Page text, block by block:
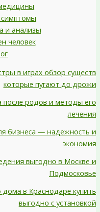
и анализы
человек
в играх обзор существ
которые пугают до дрожи
после родов и методы его
лечения
бизнеса — надежность и
экономия
выгодно в Москве и
Подмосковье
дома в Краснодаре купить
выгодно с установкой